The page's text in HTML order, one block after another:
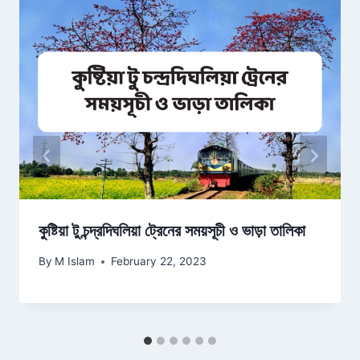
কুষ্টিয়া টু চন্দ্রদিঘলিয়া ট্রেনের সময়সূচী ও ভাড়া তালিকা
By M Islam February 22, 2023